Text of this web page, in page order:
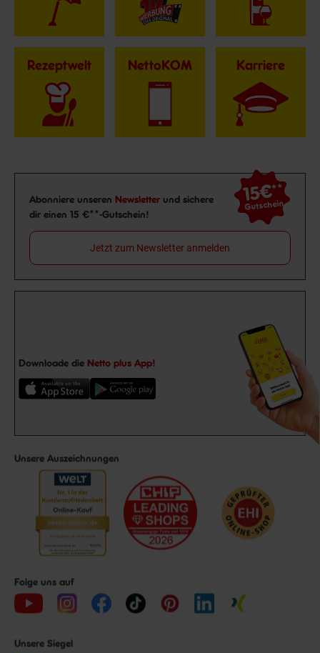
Rezeptwelt NettoKOM Karriere
Newsletter Anmeldung
Abonniere unseren Newsletter und sichere
dir einen 15 €**-Gutschein!
15€**
Gutschein
Jetzt zum Newsletter anmelden
Downloade die Netto plus App!
Unsere Auszeichnungen
Folge uns auf
Unsere Siegel